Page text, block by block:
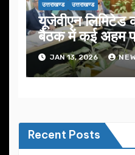
उत्तराखण्ड उत्तराखण्ड
यूजेवीएन लिमिटेड
बैठक में कई अहम
JAN 13, 2026
Recent Posts